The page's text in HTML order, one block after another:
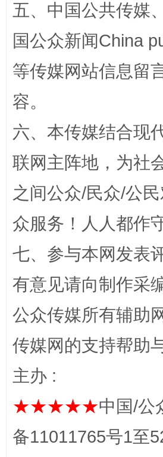
“蜀中异人”王建安的艺术幻境
完善运行机制助力责任有效落实
五、中国公共传媒
国公众新闻China
等传媒网站信息留
容。
六、本传媒结合现
联网主阵地，为社
之间公众/民众/公
众服务！人人都作
七、参与本网发表
有意见请向制作采
公众传媒所有辅助
传媒网的支持帮助
主办 :
★★★★★中国/公
备11011765号1至